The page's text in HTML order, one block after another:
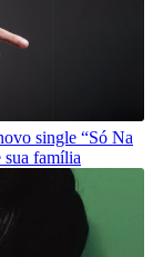
single “Só Na
família